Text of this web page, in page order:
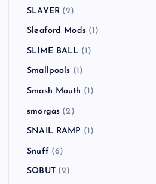
SLAYER(2)
Sleaford Mods(1)
SLIME BALL (1)
Smallpools (1)
Smash Mouth (1)
smorgas (2)
SNAIL RAMP (1)
Snuff (6)
SOBUT(2)